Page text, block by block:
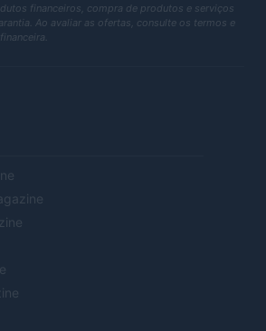
financeiros, compra de produtos e serviços
Ao avaliar as ofertas, consulte os termos e